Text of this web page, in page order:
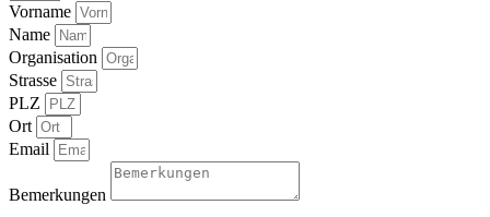
Vorname
Name
Organisation
Strasse
PLZ
Ort
Email
Bemerkungen